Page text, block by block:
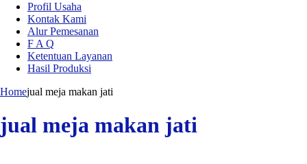
Profil Usaha
Kontak Kami
Alur Pemesanan
F A Q
Ketentuan Layanan
Hasil Produksi
Homejual meja makan jati
jual meja makan jati